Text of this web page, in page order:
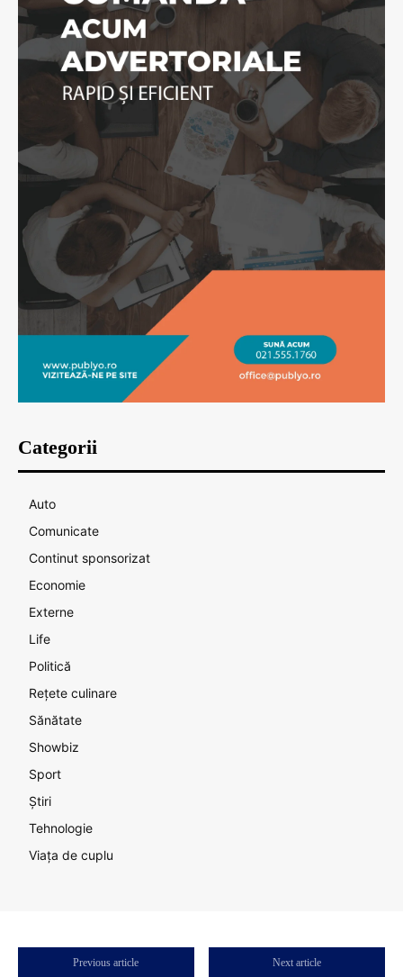
Categorii
Auto
Comunicate
Continut sponsorizat
Economie
Externe
Life
Politică
Rețete culinare
Sănătate
Showbiz
Sport
Știri
Tehnologie
Viața de cuplu
Previous article Next article